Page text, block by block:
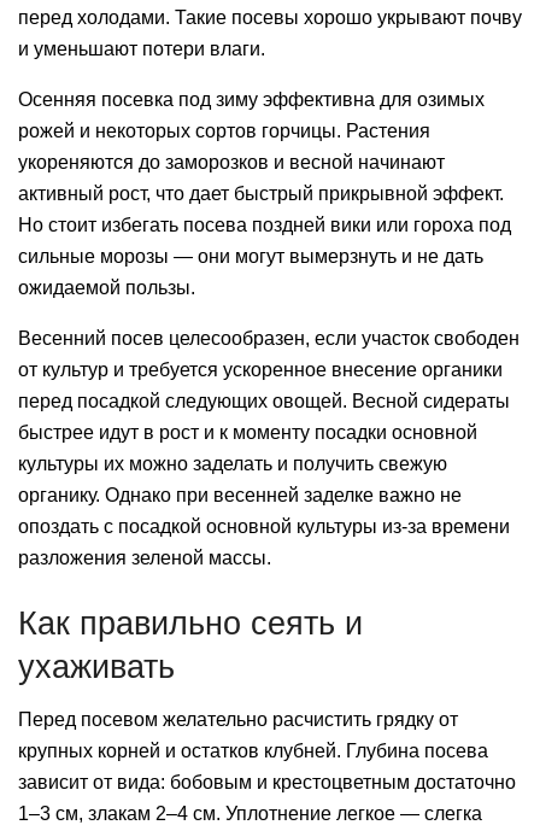
перед холодами. Такие посевы хорошо укрывают почву
и уменьшают потери влаги.
Осенняя посевка под зиму эффективна для озимых
рожей и некоторых сортов горчицы. Растения
укореняются до заморозков и весной начинают
активный рост, что дает быстрый прикрывной эффект.
Но стоит избегать посева поздней вики или гороха под
сильные морозы — они могут вымерзнуть и не дать
ожидаемой пользы.
Весенний посев целесообразен, если участок свободен
от культур и требуется ускоренное внесение органики
перед посадкой следующих овощей. Весной сидераты
быстрее идут в рост и к моменту посадки основной
культуры их можно заделать и получить свежую
органику. Однако при весенней заделке важно не
опоздать с посадкой основной культуры из-за времени
разложения зеленой массы.
Как правильно сеять и
ухаживать
Перед посевом желательно расчистить грядку от
крупных корней и остатков клубней. Глубина посева
зависит от вида: бобовым и крестоцветным достаточно
1–3 см, злакам 2–4 см. Уплотнение легкое — слегка